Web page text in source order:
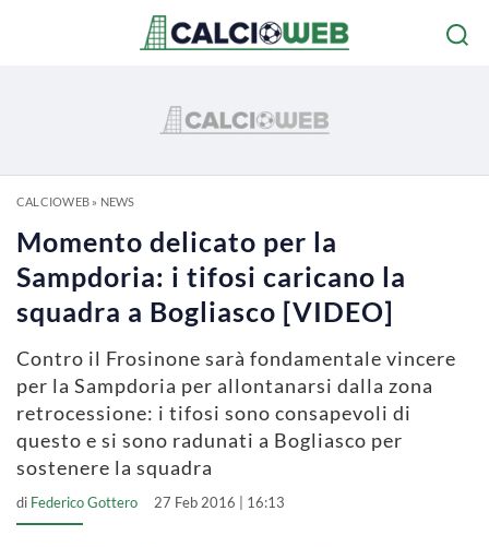
CALCIOWEB» NEWS
Momento delicato per la
Sampdoria: i tifosi caricano la
squadra a Bogliasco [VIDEO]
Contro il Frosinone sarà fondamentale vincere
per la Sampdoria per allontanarsi dalla zona
retrocessione: i tifosi sono consapevoli di
questo e si sono radunati a Bogliasco per
sostenere la squadra
di Federico Gottero 27 Feb 2016 | 16:13